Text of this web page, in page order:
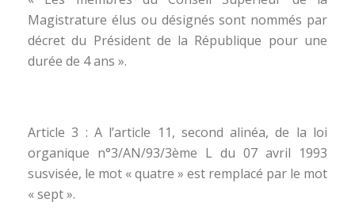
Magistrature élus ou désignés sont nommés par
décret du Président de la République pour une
durée de 4 ans ».
Article 3 : A l’article 11, second alinéa, de la loi
organique n°3/AN/93/3ème L du 07 avril 1993
susvisée, le mot « quatre » est remplacé par le mot
« sept ».